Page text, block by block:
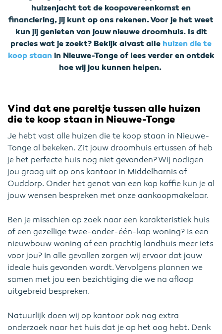
huizenjacht tot de koopovereenkomst en
financiering, jij kunt op ons rekenen. Voor je het weet
kun jij genieten van jouw nieuwe droomhuis. Is dit
precies wat je zoekt? Bekijk alvast alle huizen die te
koop staan in Nieuwe-Tonge of lees verder en ontdek
hoe wij jou kunnen helpen.
Vind dat ene pareltje tussen alle huizen
die te koop staan in Nieuwe-Tonge
Je hebt vast alle huizen die te koop staan in Nieuwe-
Tonge al bekeken. Zit jouw droomhuis ertussen of heb
je het perfecte huis nog niet gevonden? Wij nodigen
jou graag uit op ons kantoor in Middelharnis of
Ouddorp. Onder het genot van een kop koffie kun je al
jouw wensen bespreken met onze aankoopmakelaar.
Ben je misschien op zoek naar een karakteristiek huis
of een gezellige twee-onder-één-kap woning? Is een
nieuwbouw woning of een prachtig landhuis meer iets
voor jou? In alle gevallen zorgen wij ervoor dat jouw
ideale huis gevonden wordt. Vervolgens plannen we
samen met jou een bezichtiging die we na afloop
uitgebreid bespreken.
Natuurlijk doen wij op kantoor ook nog extra
onderzoek naar het huis dat je op het oog hebt. Denk